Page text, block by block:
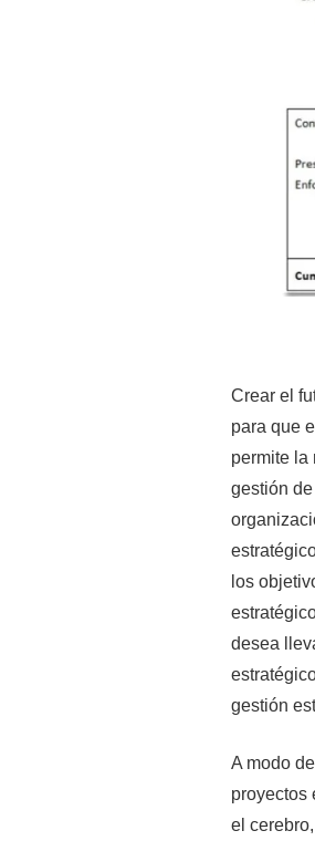
Crear el
para que
permite la
gestión
los
desea
gestión
A modo
proyectos
el